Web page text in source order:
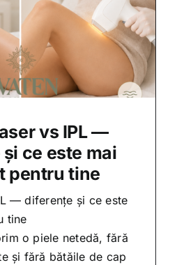
vs IPL —
ce este mai
pentru tine
— diferențe și ce este
tine
o piele netedă, fără
și fără bătăile de cap